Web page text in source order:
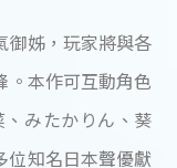
御姊，玩家將與各
。本作可互動角色
知名日本聲優獻